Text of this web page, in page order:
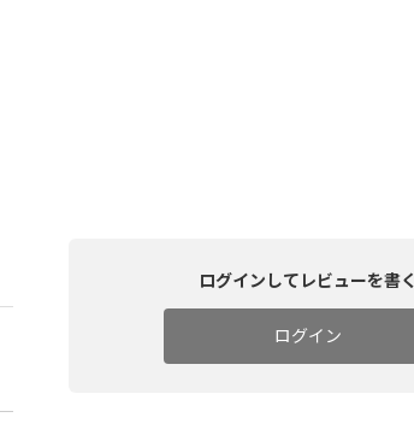
ログインしてレビューを書く
ログイン